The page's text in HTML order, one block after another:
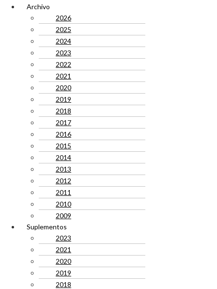
Archivo
2026
2025
2024
2023
2022
2021
2020
2019
2018
2017
2016
2015
2014
2013
2012
2011
2010
2009
Suplementos
2023
2021
2020
2019
2018